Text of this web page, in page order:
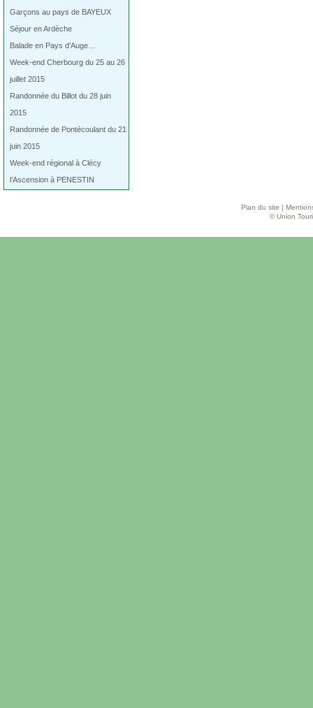
Garçons au pays de BAYEUX
Séjour en Ardèche
Balade en Pays d’Auge…
Week-end Cherbourg du 25 au 26
juillet 2015
Randonnée du Billot du 28 juin
2015
Randonnée de Pontécoulant du 21
juin 2015
Week-end régional à Clécy
l’Ascension à PENESTIN
Plan du site
© Union